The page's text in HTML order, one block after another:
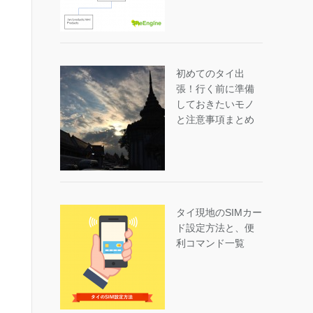
初めてのタイ出
張！行く前に準備
しておきたいモノ
と注意事項まとめ
タイ現地のSIMカー
ド設定方法と、便
利コマンド一覧